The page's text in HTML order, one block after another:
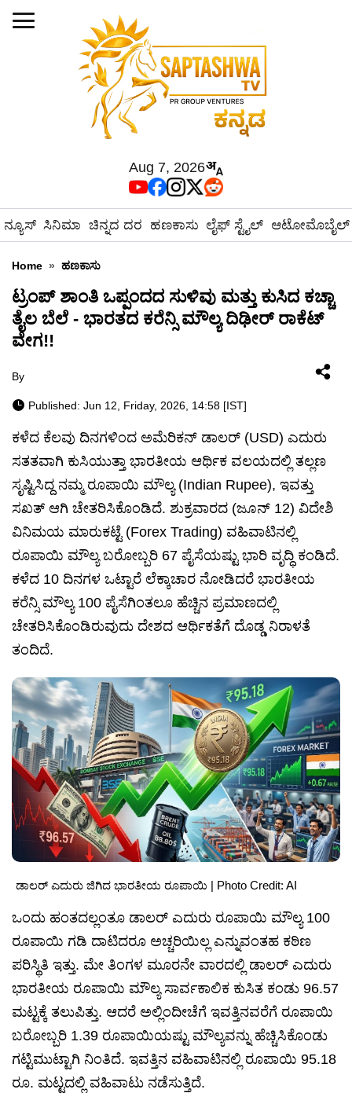
Aug 7, 2026
ನ್ಯೂಸ್ ಸಿನಿಮಾ ಚಿನ್ನದ ದರ ಹಣಕಾಸು ಲೈಫ್ ಸ್ಟೈಲ್ ಆಟೋಮೊಬೈಲ್
Home » ಹಣಕಾಸು
ಟ್ರಂಪ್ ಶಾಂತಿ ಒಪ್ಪಂದದ ಸುಳಿವು ಮತ್ತು ಕುಸಿದ ಕಚ್ಚಾ
ತೈಲ ಬೆಲೆ - ಭಾರತದ ಕರೆನ್ಸಿ ಮೌಲ್ಯ ದಿಢೀರ್ ರಾಕೆಟ್
ವೇಗ!!
By
Published: Jun 12, Friday, 2026, 14:58 [IST]
ಕಳೆದ ಕೆಲವು ದಿನಗಳಿಂದ ಅಮೆರಿಕನ್ ಡಾಲರ್ (USD) ಎದುರು
ಸತತವಾಗಿ ಕುಸಿಯುತ್ತಾ ಭಾರತೀಯ ಆರ್ಥಿಕ ವಲಯದಲ್ಲಿ ತಲ್ಲಣ
ಸೃಷ್ಟಿಸಿದ್ದ ನಮ್ಮ ರೂಪಾಯಿ ಮೌಲ್ಯ (Indian Rupee), ಇವತ್ತು
ಸಖತ್ ಆಗಿ ಚೇತರಿಸಿಕೊಂಡಿದೆ. ಶುಕ್ರವಾರದ (ಜೂನ್ 12) ವಿದೇಶಿ
ವಿನಿಮಯ ಮಾರುಕಟ್ಟೆ (Forex Trading) ವಹಿವಾಟಿನಲ್ಲಿ
ರೂಪಾಯಿ ಮೌಲ್ಯ ಬರೋಬ್ಬರಿ 67 ಪೈಸೆಯಷ್ಟು ಭಾರಿ ವೃದ್ಧಿ ಕಂಡಿದೆ.
ಕಳೆದ 10 ದಿನಗಳ ಒಟ್ಟಾರೆ ಲೆಕ್ಕಾಚಾರ ನೋಡಿದರೆ ಭಾರತೀಯ
ಕರೆನ್ಸಿ ಮೌಲ್ಯ 100 ಪೈಸೆಗಿಂತಲೂ ಹೆಚ್ಚಿನ ಪ್ರಮಾಣದಲ್ಲಿ
ಚೇತರಿಸಿಕೊಂಡಿರುವುದು ದೇಶದ ಆರ್ಥಿಕತೆಗೆ ದೊಡ್ಡ ನಿರಾಳತೆ
ತಂದಿದೆ.
ಡಾಲರ್ ಎದುರು ಜಿಗಿದ ಭಾರತೀಯ ರೂಪಾಯಿ | Photo Credit: AI
ಒಂದು ಹಂತದಲ್ಲಂತೂ ಡಾಲರ್ ಎದುರು ರೂಪಾಯಿ ಮೌಲ್ಯ 100
ರೂಪಾಯಿ ಗಡಿ ದಾಟಿದರೂ ಅಚ್ಚರಿಯಿಲ್ಲ ಎನ್ನುವಂತಹ ಕಠಿಣ
ಪರಿಸ್ಥಿತಿ ಇತ್ತು. ಮೇ ತಿಂಗಳ ಮೂರನೇ ವಾರದಲ್ಲಿ ಡಾಲರ್ ಎದುರು
ಭಾರತೀಯ ರೂಪಾಯಿ ಮೌಲ್ಯ ಸಾರ್ವಕಾಲಿಕ ಕುಸಿತ ಕಂಡು 96.57
ಮಟ್ಟಕ್ಕೆ ತಲುಪಿತ್ತು. ಆದರೆ ಅಲ್ಲಿಂದೀಚೆಗೆ ಇವತ್ತಿನವರೆಗೆ ರೂಪಾಯಿ
ಬರೋಬ್ಬರಿ 1.39 ರೂಪಾಯಿಯಷ್ಟು ಮೌಲ್ಯವನ್ನು ಹೆಚ್ಚಿಸಿಕೊಂಡು
ಗಟ್ಟಿಮುಟ್ಟಾಗಿ ನಿಂತಿದೆ. ಇವತ್ತಿನ ವಹಿವಾಟಿನಲ್ಲಿ ರೂಪಾಯಿ 95.18
ರೂ. ಮಟ್ಟದಲ್ಲಿ ವಹಿವಾಟು ನಡೆಸುತ್ತಿದೆ.